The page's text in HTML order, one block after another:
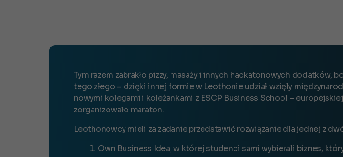
Tym razem zabrakło pizzy, masaży i innych hackatonowych
tego złego – dzięki innej formie w Leothonie udział wzięły
nowymi kolegami i koleżankami z ESCP Business School –
zorganizowało maraton.
Leothonowcy mieli za zadanie przedstawić rozwiązanie dla jednej z
Own Business Idea, w której studenci sami wybierali biznes,